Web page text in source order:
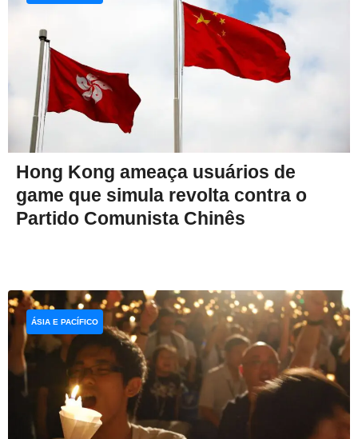
Hong Kong ameaça usuários de
game que simula revolta contra o
Partido Comunista Chinês
ÁSIA E PACÍFICO